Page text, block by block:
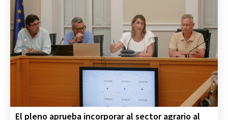
El pleno aprueba incorporar al sector agrario al